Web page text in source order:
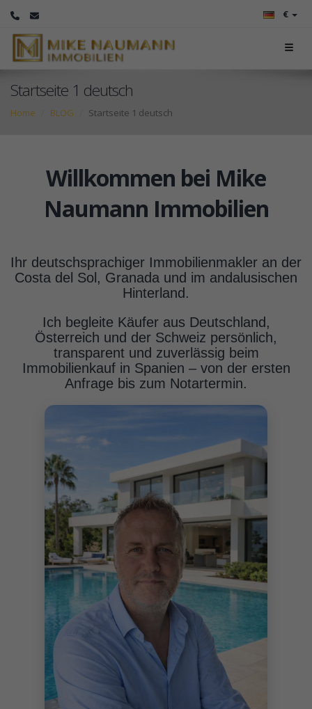
€
Startseite 1 deutsch
Home BLOG Startseite 1 deutsch
Willkommen bei Mike
Naumann Immobilien
Ihr deutschsprachiger Immobilienmakler an der
Costa del Sol, Granada und im andalusischen
Hinterland.
Ich begleite Käufer aus Deutschland,
Österreich und der Schweiz persönlich,
transparent und zuverlässig beim
Immobilienkauf in Spanien – von der ersten
Anfrage bis zum Notartermin.